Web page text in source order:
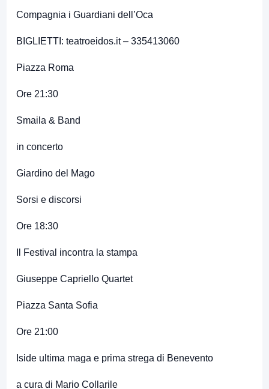
Compagnia i Guardiani dell’Oca
BIGLIETTI: teatroeidos.it – 335413060
Piazza Roma
Ore 21:30
Smaila & Band
in concerto
Giardino del Mago
Sorsi e discorsi
Ore 18:30
Il Festival incontra la stampa
Giuseppe Capriello Quartet
Piazza Santa Sofia
Ore 21:00
Iside ultima maga e prima strega di Benevento
a cura di Mario Collarile